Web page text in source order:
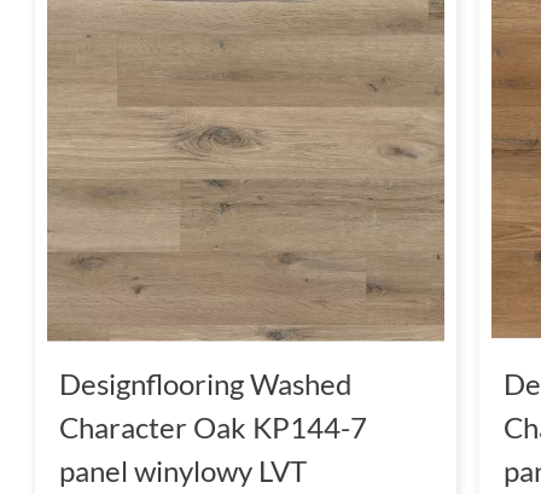
Designflooring Washed
Character Oak KP144-7
panel winylowy LVT